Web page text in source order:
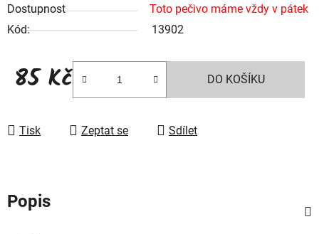
Dostupnost
Toto pečivo máme vždy v pátek
Kód:
13902
85 Kč DO KOŠÍKU
Tisk Zeptat se Sdílet
Popis